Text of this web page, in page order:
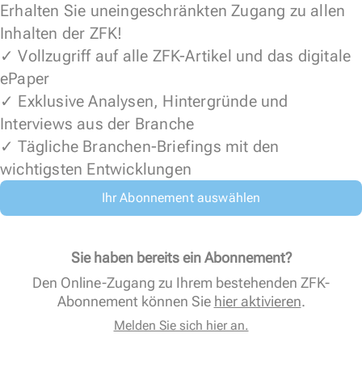
Erhalten Sie uneingeschränkten Zugang zu allen
Inhalten der ZFK!
✓ Vollzugriff auf alle ZFK-Artikel und das digitale
ePaper
✓ Exklusive Analysen, Hintergründe und
Interviews aus der Branche
✓ Tägliche Branchen-Briefings mit den
wichtigsten Entwicklungen
Ihr Abonnement auswählen
Sie haben bereits ein Abonnement?
Den Online-Zugang zu Ihrem bestehenden ZFK-
Abonnement können Sie hier aktivieren.
Melden Sie sich hier an.